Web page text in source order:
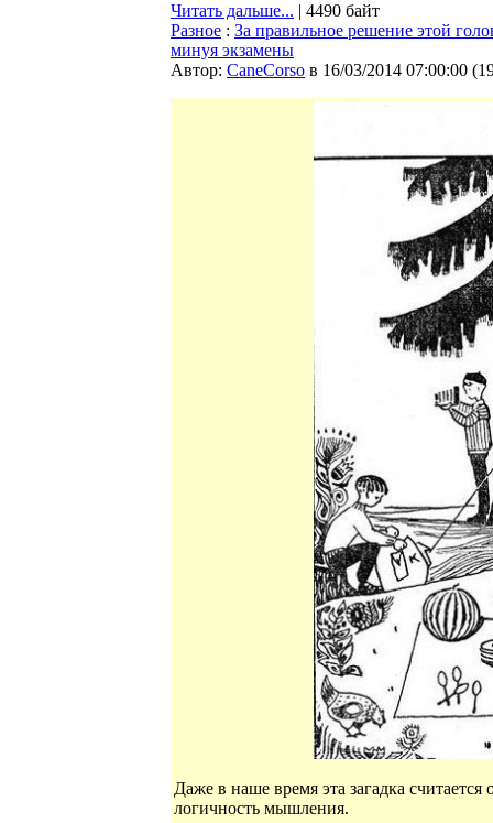
Читать дальше... | 4490 байт
Разное : За правильное решение этой
минуя экзамены
Автор: CaneCorso в 16/03/2014 07:00:00 (
Даже в наше время эта загадка
логичность мышления.